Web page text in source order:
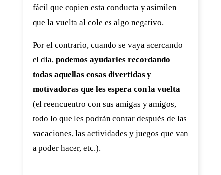
fácil que copien esta conducta y asimilen
que la vuelta al cole es algo negativo.
Por el contrario, cuando se vaya acercando
el día, podemos ayudarles recordando
todas aquellas cosas divertidas y
motivadoras que les espera con la vuelta
(el reencuentro con sus amigas y amigos,
todo lo que les podrán contar después de las
vacaciones, las actividades y juegos que van
a poder hacer, etc.).